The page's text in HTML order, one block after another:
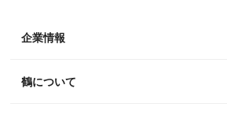
企業情報
鶴について